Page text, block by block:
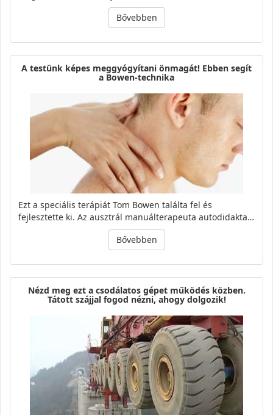
Bővebben
A testünk képes meggyógyítani önmagát! Ebben segít
a Bowen-technika
Ezt a speciális terápiát Tom Bowen találta fel és
fejlesztette ki. Az ausztrál manuálterapeuta autodidakta…
Bővebben
Nézd meg ezt a csodálatos gépet működés közben.
Tátott szájjal fogod nézni, ahogy dolgozik!